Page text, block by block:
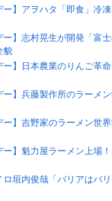
ー】アヲハタ「即食」冷
ー】志村晃生が開発「富
貌
ー】日本農業のりんご革
ー】兵藤製作所のラーメ
ー】吉野家のラーメン世
ー】魁力屋ラーメン上場
ロ垣内俊哉「バリアはバ